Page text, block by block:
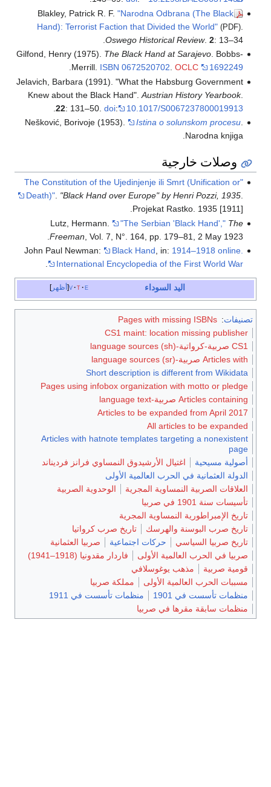
Blakley, Patrick R. F. "Narodna Odbrana (The Black
Hand): Terrorist Faction that Divided the World" (PDF).
Oswego Historical Review. 2: 13–34.
Gilfond, Henry (1975). The Black Hand at Sarajevo. Bobbs-
Merrill. ISBN 0672520702. OCLC 1692249
.
Jelavich, Barbara (1991). "What the Habsburg Government
Knew about the Black Hand". Austrian History Yearbook.
22: 131–50. doi: 10.1017/S0067237800019913
Nešković, Borivoje (1953).
Istina o solunskom procesu.
Narodna knjiga.
وصلات خارجية
"The Constitution of the Ujedinjenje ili Smrt (Unification or
Death)". "Black Hand over Europe" by Henri Pozzi, 1935.
Projekat Rastko. 1935 [1911].
Lutz, Hermann.
"The Serbian 'Black Hand'," The
Freeman , Vol. 7, N°. 164, pp. 179–81, 2 May 1923.
John Paul Newman:
Black Hand , in: 1914–1918 online.
International Encyclopedia of the First World War
أظهر v t e اليد السوداء
تصنيفات:
Pages with missing ISBNs
CS1 maint: location missing publisher
CS1 صربية-كرواتية-language sources (sh)
Articles with صربية-language sources (sr)
Short description is different from Wikidata
Pages using infobox organization with motto or pledge
Articles containing صربية-language text
Articles to be expanded from April 2017
All articles to be expanded
Articles with hatnote templates targeting a nonexistent
page
أصولية مسيحية
اغتيال الأرشيدوق النمساوي فرانز فرديناند
الدولة العثمانية في الحرب العالمية الأولى
العلاقات الصربية النمساوية المجرية
الوحدوية الصربية
تأسيسات سنة 1901 في صربيا
تاريخ الإمبراطورية النمساوية المجرية
تاريخ صرب البوسنة والهرسك
تاريخ صرب كرواتيا
تاريخ صربيا السياسي
حركات اجتماعية
صربيا العثمانية
صربيا في الحرب العالمية الأولى
فاردار مقدونيا (1918–1941)
قومية صربية
مذهب يوغوسلافي
مسببات الحرب العالمية الأولى
مملكة صربيا
منظمات تأسست في 1901
منظمات تأسست في 1911
منظمات سابقة مقرها في صربيا